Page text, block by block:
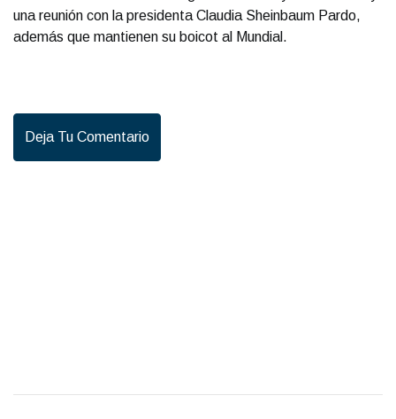
una reunión con la presidenta Claudia Sheinbaum Pardo,
además que mantienen su boicot al Mundial.
Deja Tu Comentario